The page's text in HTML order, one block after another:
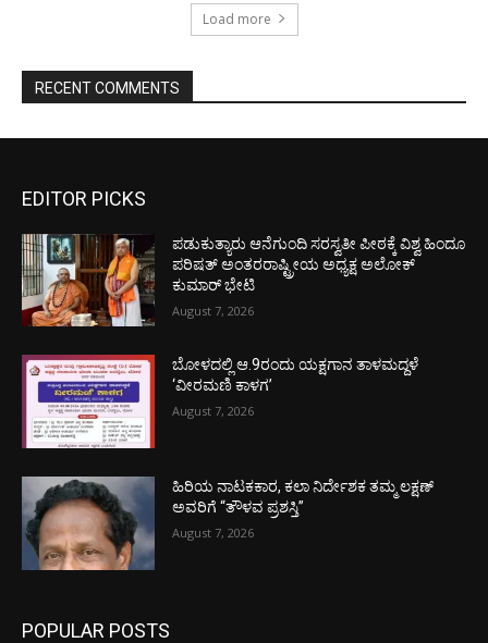
Load more
RECENT COMMENTS
EDITOR PICKS
ಪಡುಕುತ್ಯಾರು ಆನೆಗುಂದಿ ಸರಸ್ವತೀ ಪೀಠಕ್ಕೆ ವಿಶ್ವ ಹಿಂದೂ
ಪರಿಷತ್ ಅಂತರರಾಷ್ಟ್ರೀಯ ಅಧ್ಯಕ್ಷ ಅಲೋಕ್
ಕುಮಾರ್ ಭೇಟಿ
August 7, 2026
ಬೋಳದಲ್ಲಿ ಆ.9ರಂದು ಯಕ್ಷಗಾನ ತಾಳಮದ್ದಳೆ
‘ವೀರಮಣಿ ಕಾಳಗ’
August 7, 2026
ಹಿರಿಯ ನಾಟಕಕಾರ, ಕಲಾ ನಿರ್ದೇಶಕ ತಮ್ಮ ಲಕ್ಷಣ್
ಅವರಿಗೆ “ತೌಳವ ಪ್ರಶಸ್ತಿ”
August 7, 2026
POPULAR POSTS